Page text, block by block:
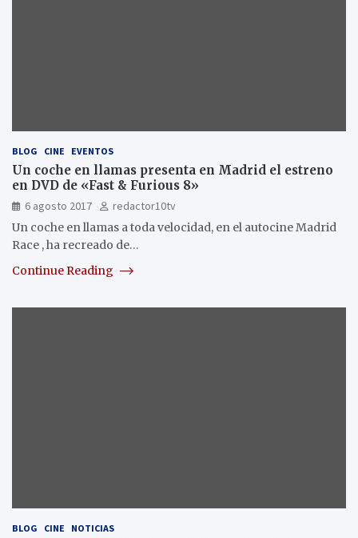
BLOG CINE EVENTOS
Un coche en llamas presenta en Madrid el estreno
en DVD de «Fast & Furious 8»
6 agosto 2017
redactor10tv
Un coche en llamas a toda velocidad, en el autocine Madrid
Race , ha recreado de…
Continue Reading
BLOG CINE NOTICIAS